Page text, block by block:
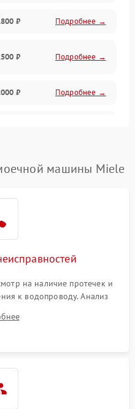
₽ Подробнее →
₽ Подробнее →
₽ Подробнее →
₽ Подробнее →
машины Miele
на наличие протечек и
к водопроводу. Анализ
нагрева, вращения
системы защиты